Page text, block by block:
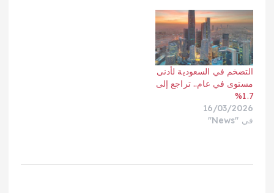
بمزيد من الضغوط
التضخمية خلال الفترة
القادمة.وأشار التقرير إلى
وجود تفاوت ملحوظ بين
الدول، إذ ساهمت سياسات
التحكم في أسعار…
التضخم في السعودية لأدنى
مستوى في عام.. تراجع إلى
1.7%
16/03/2026
في "News"